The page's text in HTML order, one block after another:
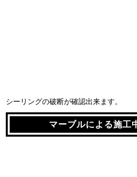
シーリングの破断が確認出来ます。
マーブルによる施工